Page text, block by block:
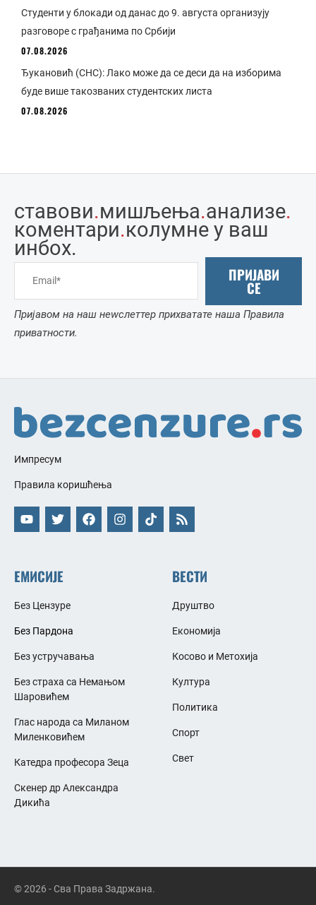
Студенти у блокади од данас до 9. августа организују
разговоре с грађанима по Србији
07.08.2026
Ђукановић (СНС): Лако може да се деси да на изборима
буде више такозваних студентских листа
07.08.2026
ставови.мишљења.анализе.
коментари.колумне у ваш
инбоx.
ПРИЈАВИ
СЕ
Пријавом на наш неwслеттер прихватате наша Правила
приватности.
Импресум
Правила коришћења
ЕМИСИЈЕ
Без Цензуре
Без Пардона
Без устручавања
Без страха са Немањом
Шаровићем
Глас народа са Миланом
Миленковићем
Катедра професора Зеца
Скенер др Александра
Дикића
ВЕСТИ
Друштво
Економија
Косово и Метохија
Култура
Политика
Спорт
Свет
© 2026 - Сва Права Задржана.